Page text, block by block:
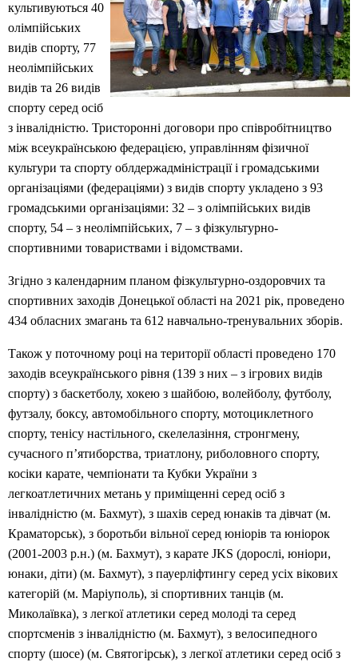
культивуються 40
олімпійських
видів спорту, 77
неолімпійських
видів та 26 видів
спорту серед осіб
з інвалідністю. Тристоронні договори про співробітництво
між всеукраїнською федерацією, управлінням фізичної
культури та спорту облдержадміністрації і громадськими
організаціями (федераціями) з видів спорту укладено з 93
громадськими організаціями: 32 – з олімпійських видів
спорту, 54 – з неолімпійських, 7 – з фізкультурно-
спортивними товариствами і відомствами.
Згідно з календарним планом фізкультурно-оздоровчих та
спортивних заходів Донецької області на 2021 рік, проведено
434 обласних змагань та 612 навчально-тренувальних зборів.
Також у поточному році на території області проведено 170
заходів всеукраїнського рівня (139 з них – з ігрових видів
спорту) з баскетболу, хокею з шайбою, волейболу, футболу,
футзалу, боксу, автомобільного спорту, мотоциклетного
спорту, тенісу настільного, скелелазіння, стронгмену,
сучасного п’ятиборства, триатлону, риболовного спорту,
косіки карате, чемпіонати та Кубки України з
легкоатлетичних метань у приміщенні серед осіб з
інвалідністю (м. Бахмут), з шахів серед юнаків та дівчат (м.
Краматорськ), з боротьби вільної серед юніорів та юніорок
(2001-2003 р.н.) (м. Бахмут), з карате JKS (дорослі, юніори,
юнаки, діти) (м. Бахмут), з пауерліфтингу серед усіх вікових
категорій (м. Маріуполь), зі спортивних танців (м.
Миколаївка), з легкої атлетики серед молоді та серед
спортсменів з інвалідністю (м. Бахмут), з велосипедного
спорту (шосе) (м. Святогірськ), з легкої атлетики серед осіб з